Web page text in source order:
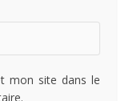
mon site dans le